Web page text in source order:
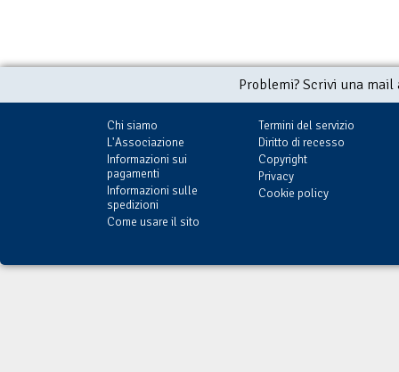
Problemi? Scrivi una
Chi siamo
L'Associazione
Informazioni sui
pagamenti
Informazioni sulle
spedizioni
Come usare il sito
Termini del servizio
Diritto di recesso
Copyright
Privacy
Cookie policy